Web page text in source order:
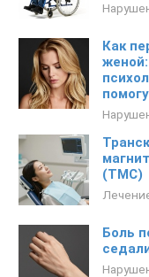
Как
(ТМС)
Боль